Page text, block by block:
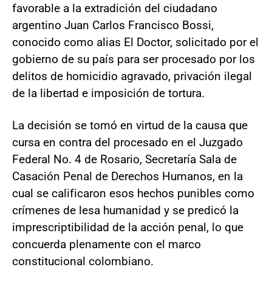
favorable a la extradición del ciudadano
argentino Juan Carlos Francisco Bossi,
conocido como alias El Doctor, solicitado por el
gobierno de su país para ser procesado por los
delitos de homicidio agravado, privación ilegal
de la libertad e imposición de tortura.
La decisión se tomó en virtud de la causa que
cursa en contra del procesado en el Juzgado
Federal No. 4 de Rosario, Secretaría Sala de
Casación Penal de Derechos Humanos, en la
cual se calificaron esos hechos punibles como
crímenes de lesa humanidad y se predicó la
imprescriptibilidad de la acción penal, lo que
concuerda plenamente con el marco
constitucional colombiano.